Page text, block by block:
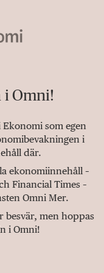
i Omni!
Ekonomi som egen
i
där.
ekonomiinnehåll –
Financial Times –
Omni Mer.
besvär, men hoppas
i Omni!